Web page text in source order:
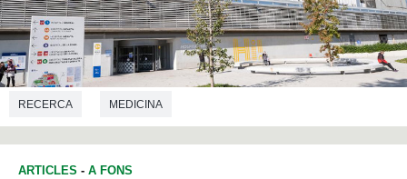
RECERCA MEDICINA
ARTICLES - A FONS